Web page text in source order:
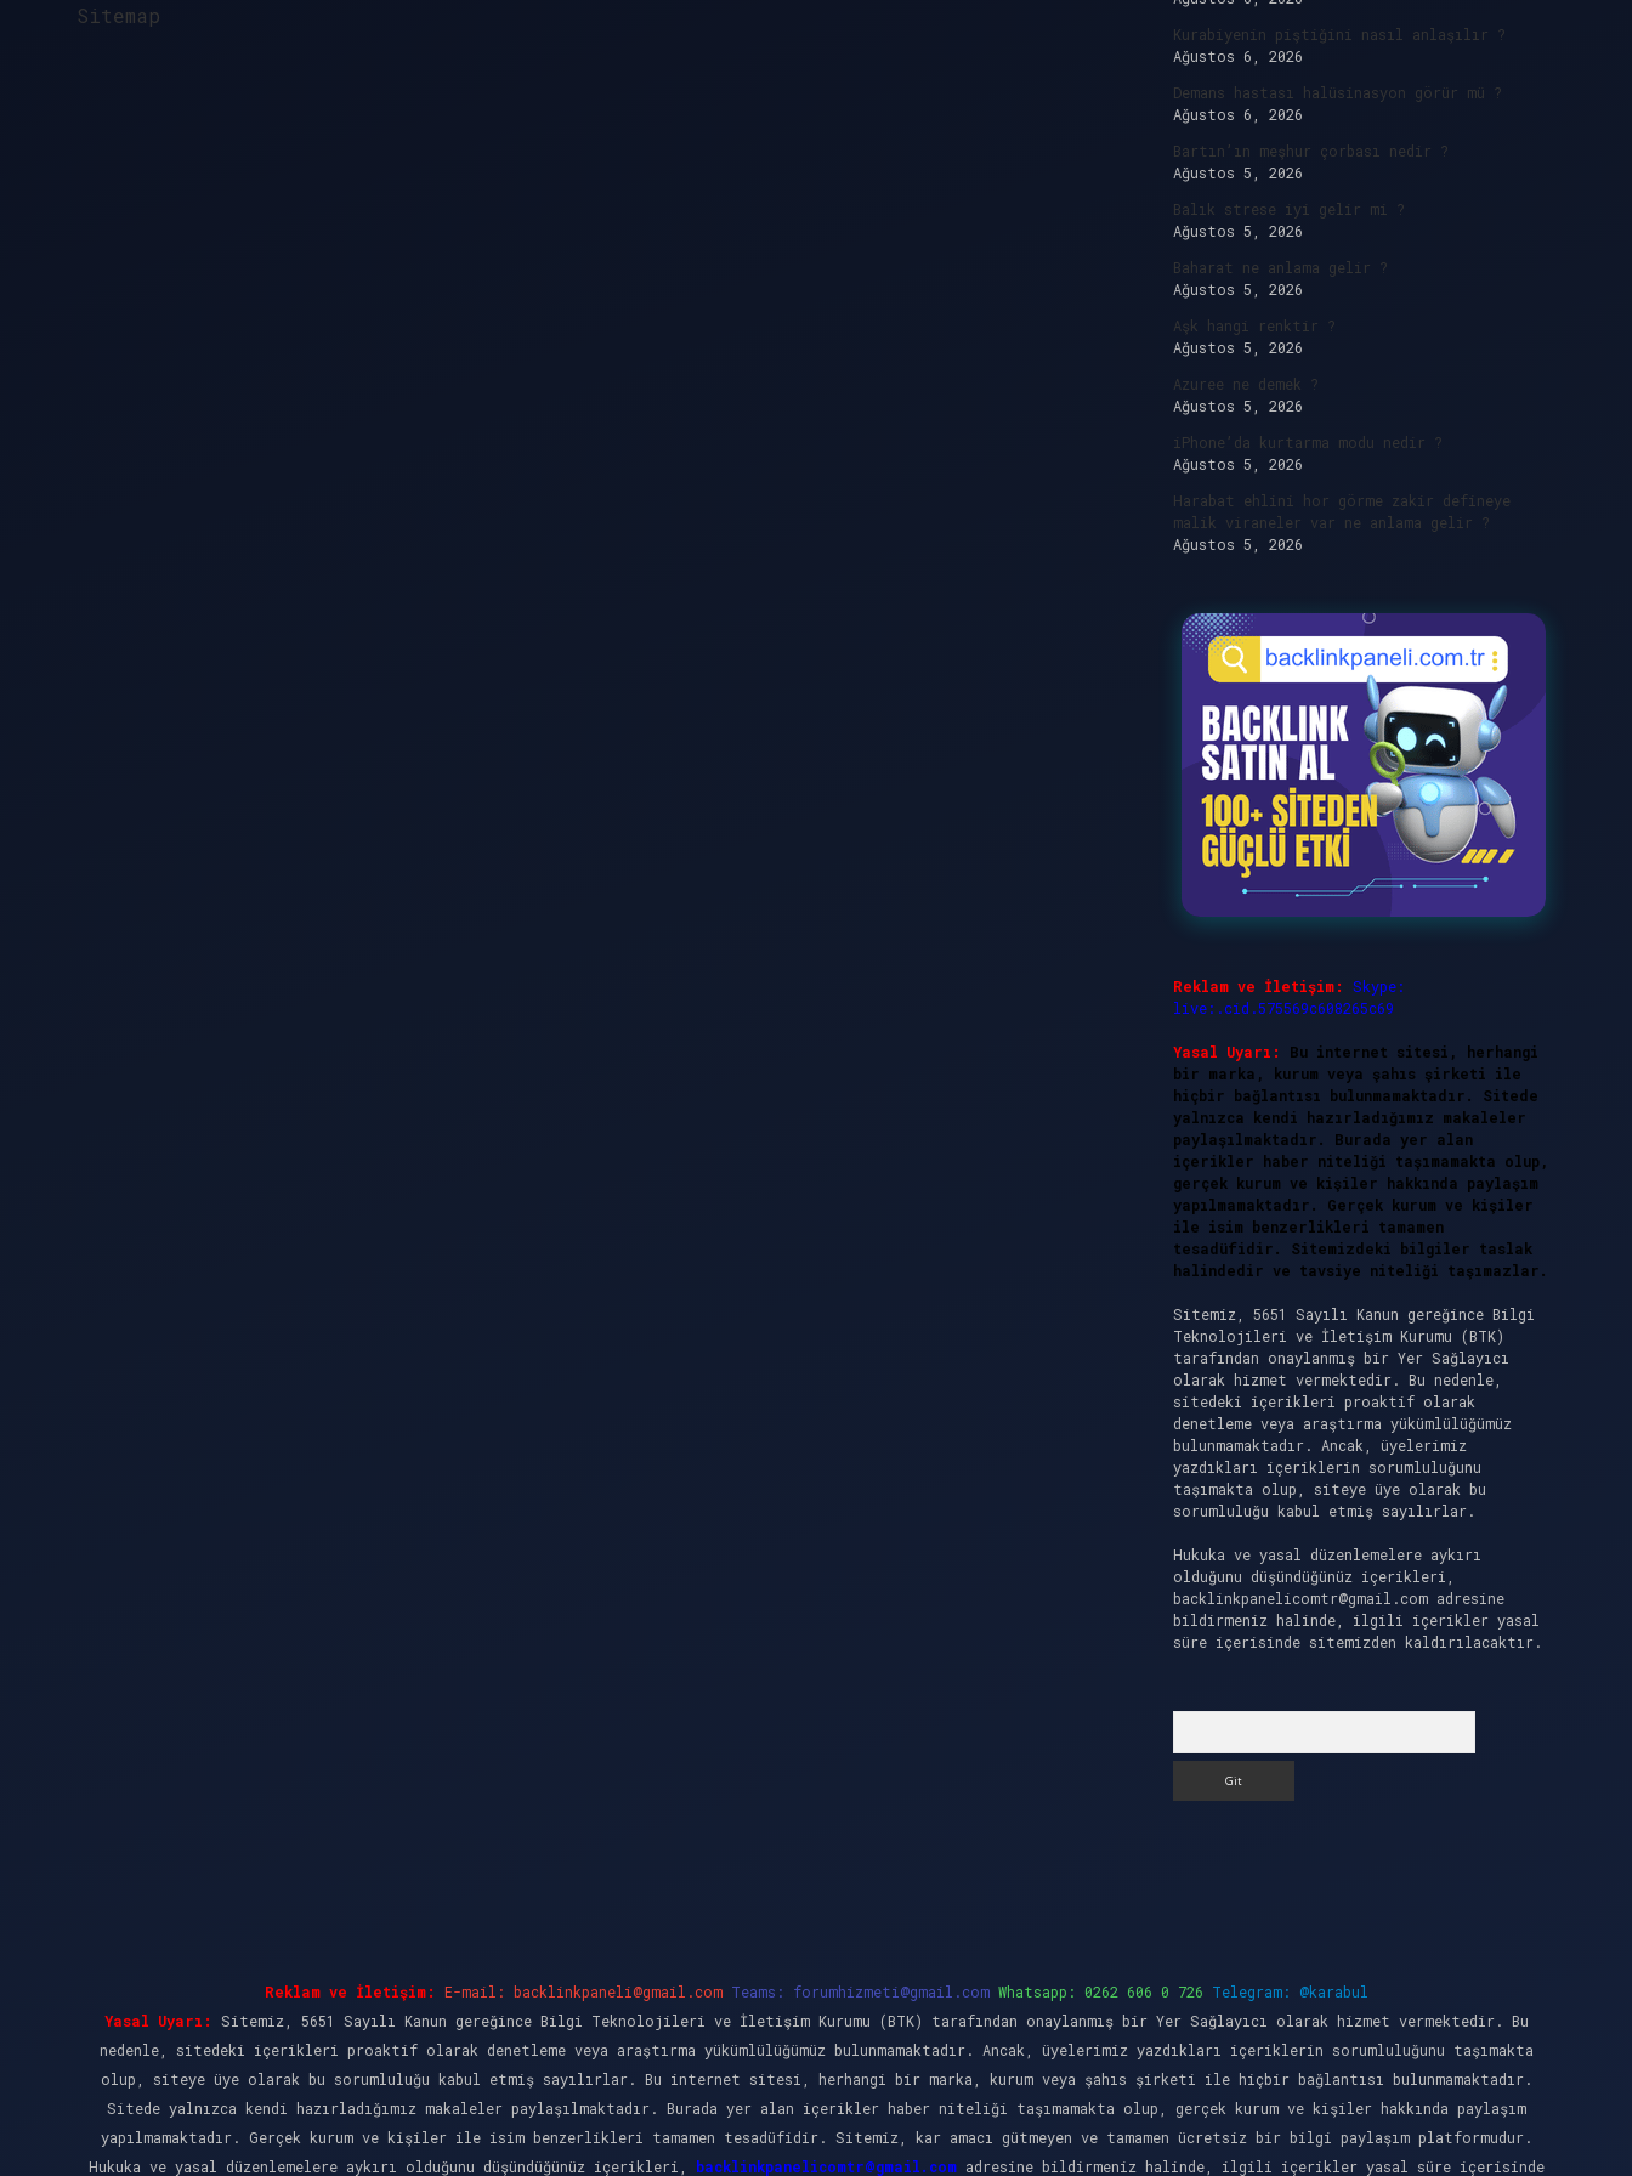
Sitemap
Kurabiyenin piştiğini nasıl anlaşılır ?
Ağustos 6, 2026
Demans hastası halüsinasyon görür mü ?
Ağustos 6, 2026
Bartın’ın meşhur çorbası nedir ?
Ağustos 5, 2026
Balık strese iyi gelir mi ?
Ağustos 5, 2026
Baharat ne anlama gelir ?
Ağustos 5, 2026
Aşk hangi renktir ?
Ağustos 5, 2026
Azuree ne demek ?
Ağustos 5, 2026
iPhone’da kurtarma modu nedir ?
Ağustos 5, 2026
Harabat ehlini hor görme zakir defineye
malik viraneler var ne anlama gelir ?
Ağustos 5, 2026
Reklam ve İletişim:
Skype:
live:.cid.575569c608265c69
Yasal Uyarı:
Bu internet sitesi, herhangi
bir marka, kurum veya şahıs şirketi ile
hiçbir bağlantısı bulunmamaktadır. Sitede
yalnızca kendi hazırladığımız makaleler
paylaşılmaktadır. Burada yer alan
içerikler haber niteliği taşımamakta olup,
gerçek kurum ve kişiler hakkında paylaşım
yapılmamaktadır. Gerçek kurum ve kişiler
ile isim benzerlikleri tamamen
tesadüfidir. Sitemizdeki bilgiler taslak
halindedir ve tavsiye niteliği taşımazlar.
Sitemiz, 5651 Sayılı Kanun gereğince Bilgi
Teknolojileri ve İletişim Kurumu (BTK)
tarafından onaylanmış bir Yer Sağlayıcı
olarak hizmet vermektedir. Bu nedenle,
sitedeki içerikleri proaktif olarak
denetleme veya araştırma yükümlülüğümüz
bulunmamaktadır. Ancak, üyelerimiz
yazdıkları içeriklerin sorumluluğunu
taşımakta olup, siteye üye olarak bu
sorumluluğu kabul etmiş sayılırlar.
Hukuka ve yasal düzenlemelere aykırı
olduğunu düşündüğünüz içerikleri,
backlinkpanelicomtr@gmail.comadresine
bildirmeniz halinde, ilgili içerikler yasal
süre içerisinde sitemizden kaldırılacaktır.
Reklam ve İletişim: E-mail: backlinkpaneli@gmail.com Teams: forumhizmeti@gmail.com Whatsapp: 0262 606 0 726 Telegram: @karabul
Yasal Uyarı:
Sitemiz, 5651 Sayılı Kanun gereğince Bilgi Teknolojileri ve İletişim Kurumu (BTK) tarafından onaylanmış bir Yer Sağlayıcı olarak hizmet vermektedir. Bu
nedenle, sitedeki içerikleri proaktif olarak denetleme veya araştırma yükümlülüğümüz bulunmamaktadır. Ancak, üyelerimiz yazdıkları içeriklerin sorumluluğunu taşımakta
olup, siteye üye olarak bu sorumluluğu kabul etmiş sayılırlar. Bu internet sitesi, herhangi bir marka, kurum veya şahıs şirketi ile hiçbir bağlantısı bulunmamaktadır.
Sitede yalnızca kendi hazırladığımız makaleler paylaşılmaktadır. Burada yer alan içerikler haber niteliği taşımamakta olup, gerçek kurum ve kişiler hakkında paylaşım
yapılmamaktadır. Gerçek kurum ve kişiler ile isim benzerlikleri tamamen tesadüfidir. Sitemiz, kar amacı gütmeyen ve tamamen ücretsiz bir bilgi paylaşım platformudur.
Hukuka ve yasal düzenlemelere aykırı olduğunu düşündüğünüz içerikleri, backlinkpanelicomtr@gmail.comadresine bildirmeniz halinde, ilgili içerikler yasal süre içerisinde